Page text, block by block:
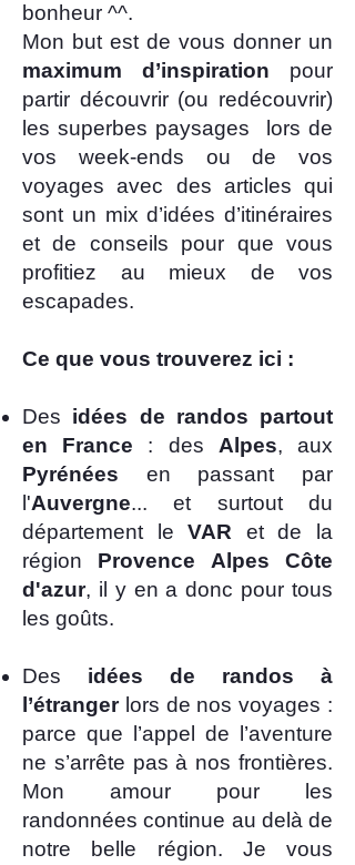
bonheur ^^.
Mon but est de vous donner un
maximum d’inspiration pour
partir découvrir (ou redécouvrir)
les superbes paysages lors de
vos week-ends ou de vos
voyages avec des articles qui
sont un mix d’idées d’itinéraires
et de conseils pour que vous
profitiez au mieux de vos
escapades.
Ce que vous trouverez ici :
​Des idées de randos partout
en France : des Alpes, aux
Pyrénées en passant par
l'Auvergne... et surtout du
département leVAR et de la
région Provence Alpes Côte
d'azur, il y en a donc pour tous
les goûts.
Des idées de randos à
l’étrangerlors de nos voyages :
parce que l’appel de l’aventure
ne s’arrête pas à nos frontières.
Mon amour pour les
randonnées continue au delà de
notre belle région. Je vous